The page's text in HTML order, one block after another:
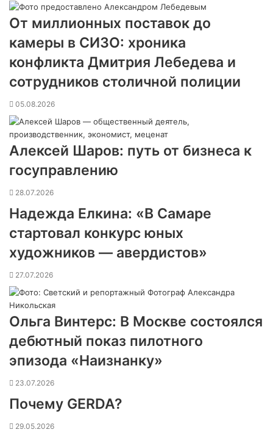
От миллионных поставок до
камеры в СИЗО: хроника
конфликта Дмитрия Лебедева и
сотрудников столичной полиции
05.08.2026
Алексей Шаров: путь от бизнеса к
госуправлению
28.07.2026
Надежда Елкина: «В Самаре
стартовал конкурс юных
художников — авердистов»
27.07.2026
Ольга Винтерс: В Москве состоялся
дебютный показ пилотного
эпизода «Наизнанку»
23.07.2026
Почему GERDA?
29.05.2026